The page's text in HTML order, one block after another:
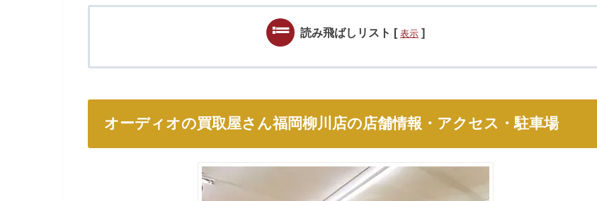
読み飛ばしリスト [ 表示 ]
オーディオの買取屋さん福岡柳川店の店舗情報・アクセス・駐車場